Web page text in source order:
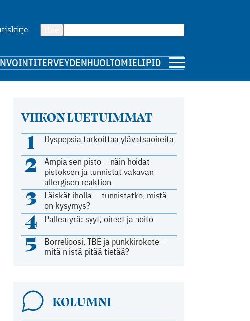
TERVEYDENHUOLTOMIELIPIDE
VIIKON LUETUIMMAT
1 Dyspepsia tarkoittaa ylävatsaoireita
2
Ampiaisen pisto – näin hoidat
pistoksen ja tunnistat vakavan
allergisen reaktion
3
Läiskät iholla — tunnistatko, mistä
on kysymys?
4 Palleatyrä: syyt, oireet ja hoito
5
Borrelioosi, TBE ja punkkirokote –
mitä niistä pitää tietää?
KOLUMNI